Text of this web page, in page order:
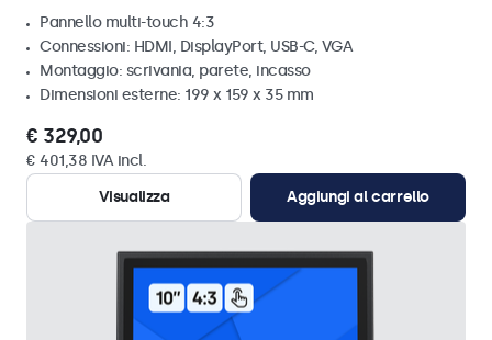
Pannello multi-touch 4:3
Connessioni: HDMI, DisplayPort, USB-C, VGA
Montaggio: scrivania, parete, incasso
Dimensioni esterne: 199 x 159 x 35 mm
€ 329,00
€ 401,38 IVA incl.
Visualizza
Aggiungi al carrello